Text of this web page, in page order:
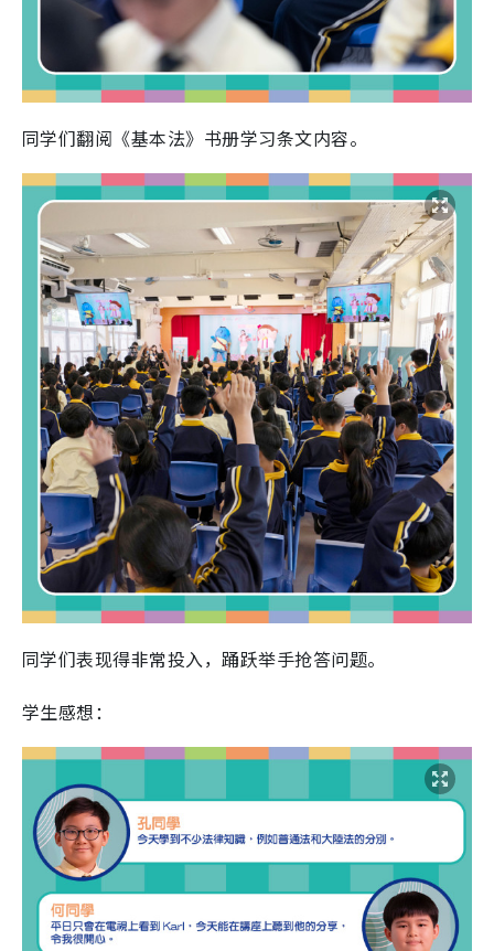
同学们翻阅《基本法》书册学习条文内容。
同学们表现得非常投入，踊跃举手抢答问题。
学生感想：